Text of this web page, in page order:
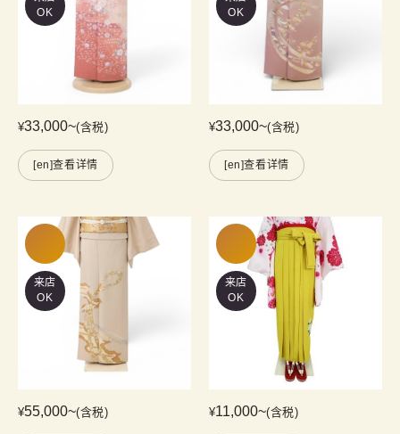
OK
¥33,000~(含税)
[en]查看详情
OK
¥33,000~(含税)
[en]查看详情
来店
OK
¥55,000~(含税)
来店
OK
¥11,000~(含税)